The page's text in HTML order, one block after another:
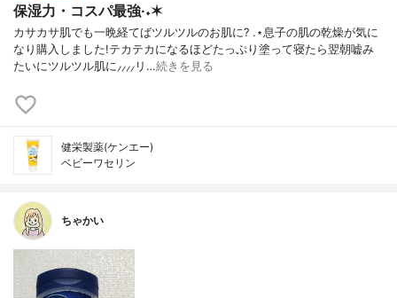
保湿力・コスパ最強·˖✶
カサカサ肌でも一晩経てばツルツルのお肌に? .⋆息子の肌の乾燥が気に
なり購入しました!テカテカになるほどたっぷり塗って寝たら翌朝嘘み
たいにツルツル肌に⸝⸝⸝⸝リ…続きを見る
健栄製薬(ケンエー)
ベビーワセリン
ちゃかい